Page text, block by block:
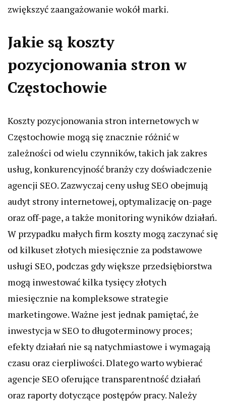
zwiększyć zaangażowanie wokół marki.
Jakie są koszty
pozycjonowania stron w
Częstochowie
Koszty pozycjonowania stron internetowych w
Częstochowie mogą się znacznie różnić w
zależności od wielu czynników, takich jak zakres
usług, konkurencyjność branży czy doświadczenie
agencji SEO. Zazwyczaj ceny usług SEO obejmują
audyt strony internetowej, optymalizację on-page
oraz off-page, a także monitoring wyników działań.
W przypadku małych firm koszty mogą zaczynać się
od kilkuset złotych miesięcznie za podstawowe
usługi SEO, podczas gdy większe przedsiębiorstwa
mogą inwestować kilka tysięcy złotych
miesięcznie na kompleksowe strategie
marketingowe. Ważne jest jednak pamiętać, że
inwestycja w SEO to długoterminowy proces;
efekty działań nie są natychmiastowe i wymagają
czasu oraz cierpliwości. Dlatego warto wybierać
agencje SEO oferujące transparentność działań
oraz raporty dotyczące postępów pracy. Należy